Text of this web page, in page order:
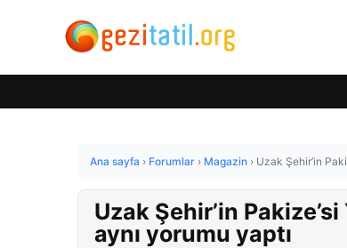
Ana sayfa › Forumlar › Magazin › Uzak Şehir’in
Uzak Şehir’in
aynı yorumu yaptı